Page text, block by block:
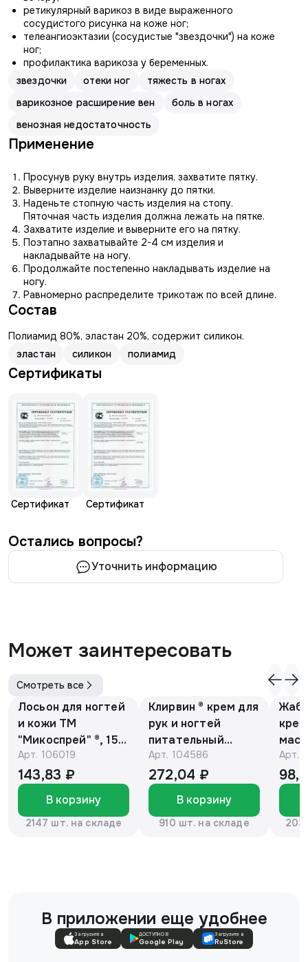
ретикулярный варикоз в виде выраженного
сосудистого рисунка на коже ног;
телеангиоэктазии (сосудистые "звездочки") на коже
ног;
профилактика варикоза у беременных.
звездочки
отеки ног
тяжесть в ногах
варикозное расширение вен
боль в ногах
венозная недостаточность
Применение
Просунув руку внутрь изделия, захватите пятку.
Выверните изделие наизнанку до пятки.
Наденьте стопную часть изделия на стопу.
Пяточная часть изделия должна лежать на пятке.
Захватите изделие и выверните его на пятку.
Поэтапно захватывайте 2-4 см изделия и
накладывайте на ногу.
Продолжайте постепенно накладывать изделие на
ногу.
Равномерно распределите трикотаж по всей длине.
Состав
Полиамид 80%, эластан 20%, содержит силикон.
эластан
силикон полиамид
Сертификаты
Сертификат Сертификат
Остались вопросы?
Уточнить информацию
Может заинтересовать
Смотреть все
Лосьон для ногтей
и кожи ТМ
"Микоспрей" ®, 15
мл
Арт. 106019
143,83 ₽
В корзину
2147 шт. на складе
Клирвин ® крем для
рук и ногтей
питательный
против
гиперпигментации
для осветления
кожи 75 г
Арт. 104586
272,04 ₽
В корзину
910 шт. на складе
Арт.
В приложении еще удобнее
Загрузите в
App Store
ДОСТУПНО В
Google Play
Загрузите в
RuStore